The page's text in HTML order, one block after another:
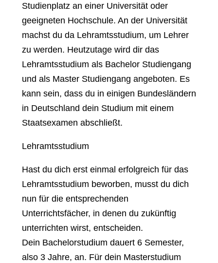
Studienplatz an einer Universität oder
geeigneten Hochschule. An der Universität
machst du da Lehramtsstudium, um Lehrer
zu werden. Heutzutage wird dir das
Lehramtsstudium als Bachelor Studiengang
und als Master Studiengang angeboten. Es
kann sein, dass du in einigen Bundesländern
in Deutschland dein Studium mit einem
Staatsexamen abschließt.
Lehramtsstudium
Hast du dich erst einmal erfolgreich für das
Lehramtsstudium beworben, musst du dich
nun für die entsprechenden
Unterrichtsfächer, in denen du zukünftig
unterrichten wirst, entscheiden.
Dein Bachelorstudium dauert 6 Semester,
also 3 Jahre, an. Für dein Masterstudium